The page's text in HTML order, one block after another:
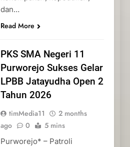
dan…
Read More
PKS SMA Negeri 11
Purworejo Sukses Gelar
LPBB Jatayudha Open 2
Tahun 2026
timMedia11
2 months
ago
0 5 mins
Purworejo* – Patroli